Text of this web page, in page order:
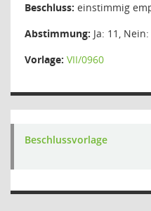
Beschluss: einstimmig
Abstimmung: Ja: 11,
Vorlage: VII/0960
Beschlussvorlage